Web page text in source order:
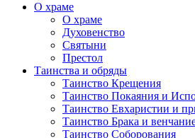
О храме
О храме
Духовенство
Святыни
Престол
Таинства и обряды
Таинство Крещения
Таинство Покаяния и
Таинство Евхаристии и
Таинство Брака и
Таинство Соборования